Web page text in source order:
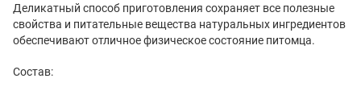
Деликатный способ приготовления сохраняет все полезные
свойства и питательные вещества натуральных ингредиентов
обеспечивают отличное физическое состояние питомца.
Состав: